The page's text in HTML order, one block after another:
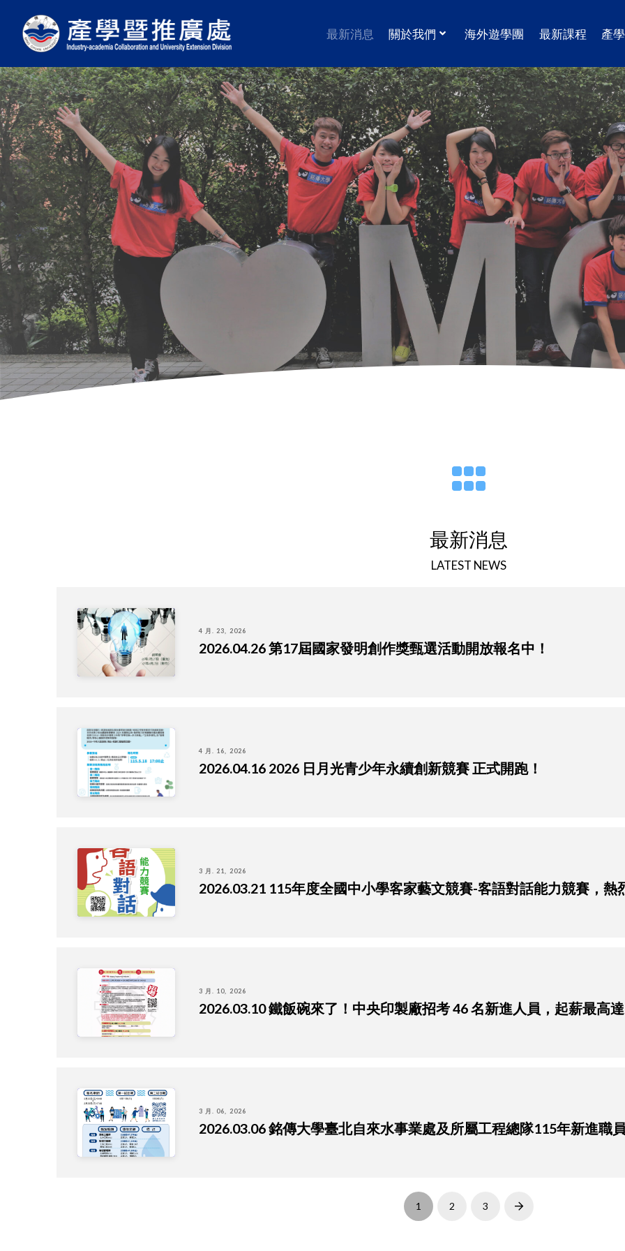
最新消息 關於我們 海外遊學團 最新課程 產
最新消息
LATEST NEWS
4 月. 23, 2026
2026.04.26 第17屆國家發明創作獎甄選活動開放報名中！
4 月. 16, 2026
2026.04.16 2026 日月光青少年永續創新競賽 正式開跑！
3 月. 21, 2026
2026.03.21 115年度全國中小學客家藝文競賽-客語對話能力競賽，熱
3 月. 10, 2026
2026.03.10 鐵飯碗來了！中央印製廠招考 46 名新進人員，起薪最高
3 月. 06, 2026
2026.03.06 銘傳大學臺北自來水事業處及所屬工程總隊115年新進職
1 2 3 Next